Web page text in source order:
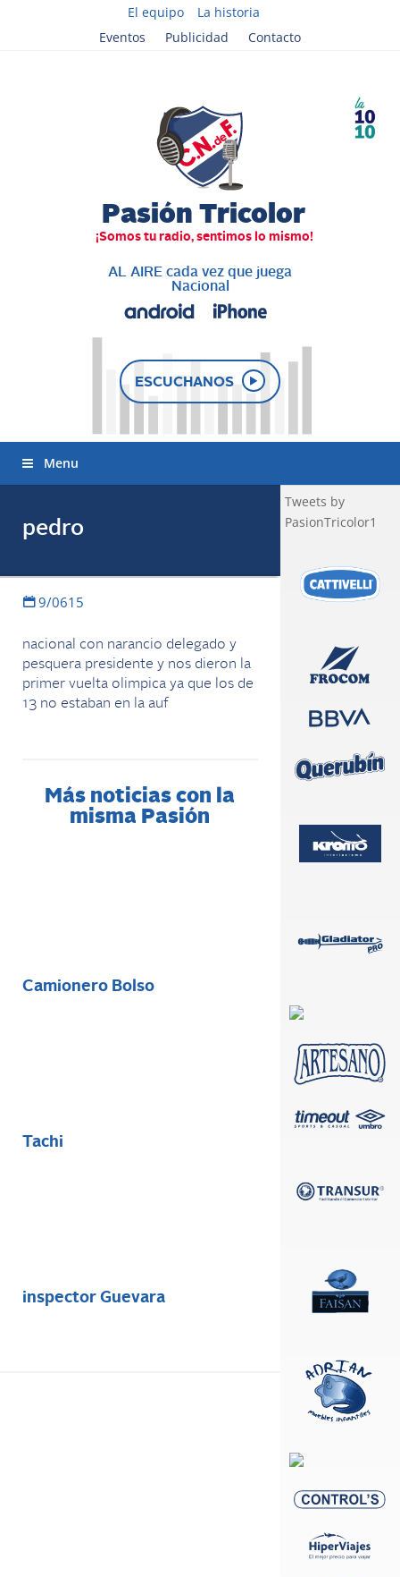
El equipo
La historia
Eventos
Publicidad Contacto
AL AIRE cada vez que juega
Nacional
ESCUCHANOS
Menu
pedro
9/0615
nacional con narancio delegado y
pesquera presidente y nos dieron la
primer vuelta olimpica ya que los de
13 no estaban en la auf
Más noticias con la
misma Pasión
Camionero Bolso
Tachi
inspector Guevara
Tweets by
PasionTricolor1